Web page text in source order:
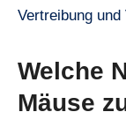
Vertreibung
Welche
Mäuse